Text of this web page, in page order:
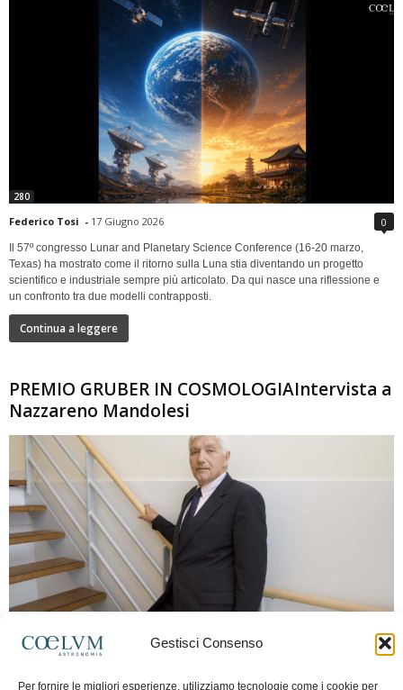
Gestisci Consenso
Per fornire le migliori esperienze, utilizziamo tecnologie come i cookie per
280
Federico Tosi - 17 Giugno 2026 0
Il 57º congresso Lunar and Planetary Science Conference (16-20 marzo,
Texas) ha mostrato come il ritorno sulla Luna stia diventando un progetto
scientifico e industriale sempre più articolato. Da qui nasce una riflessione e
un confronto tra due modelli contrapposti.
Continua a leggere
PREMIO GRUBER IN COSMOLOGIAIntervista a
Nazzareno Mandolesi
280
Frida Paolella
Intervista al professor Nazzareno Mandolesi, tra i protagonisti della cosmologia